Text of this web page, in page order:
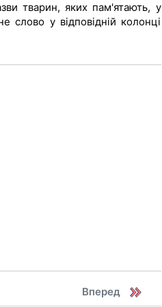
тварин, яких пам'ятають, у
у відповідній колонці
Вперед